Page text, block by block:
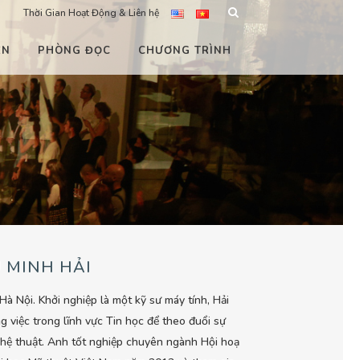
Thời Gian Hoạt Động & Liên hệ
PHÒNG ĐỌC CHƯƠNG TRÌNH
MINH HẢI
Nội. Khởi nghiệp là một kỹ sư máy tính, Hải
việc trong lĩnh vực Tin học để theo đuổi sự
thuật. Anh tốt nghiệp chuyên ngành Hội hoạ